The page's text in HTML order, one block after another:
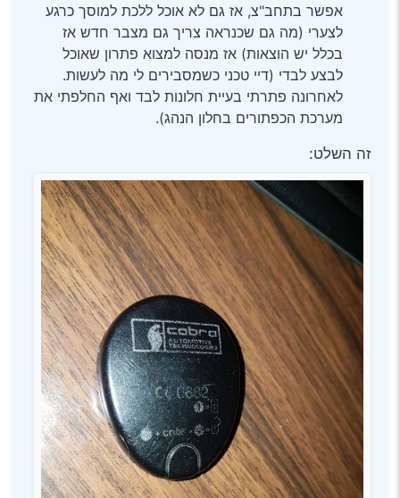
אפשר בתחב"צ, אז גם לא אוכל ללכת למוסך כרגע
לצערי (מה גם שכנראה צריך גם מצבר חדש אז
בכלל יש הוצאות) אז מנסה למצוא פתרון שאוכל
לבצע לבדי (דיי טכני כשמסבירים לי מה לעשות.
לאחרונה פתרתי בעיית חלונות לבד ואף החלפתי את
מערכת הכפתורים בחלון הנהג).
זה השלט: